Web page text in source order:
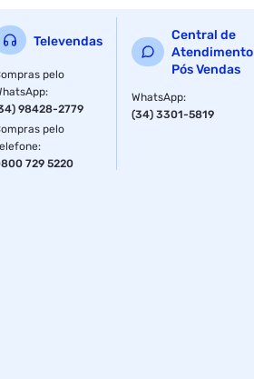
Cor
Material
Televendas
pelo
:
98428-2779
pelo
:
729 5220
Central de
Atendimento
Pós Vendas
WhatsApp:
(34) 3301-5819